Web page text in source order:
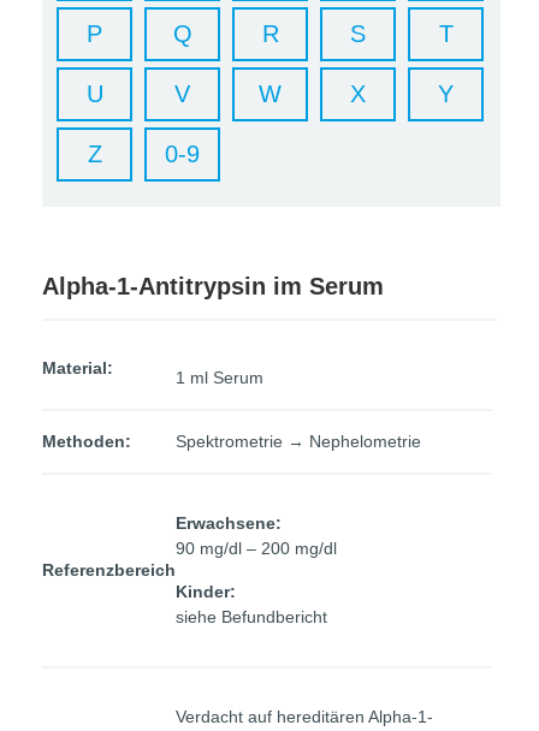
P Q R S T
U V W X Y
Z 0-9
Alpha-1-Antitrypsin im Serum
Material: 1 ml Serum
Methoden: Spektrometrie → Nephelometrie
Referenzbereich
Erwachsene:
90 mg/dl – 200 mg/dl
Kinder:
siehe Befundbericht
Verdacht auf hereditären Alpha-1-